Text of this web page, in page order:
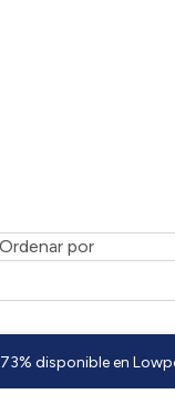
73% disponible en